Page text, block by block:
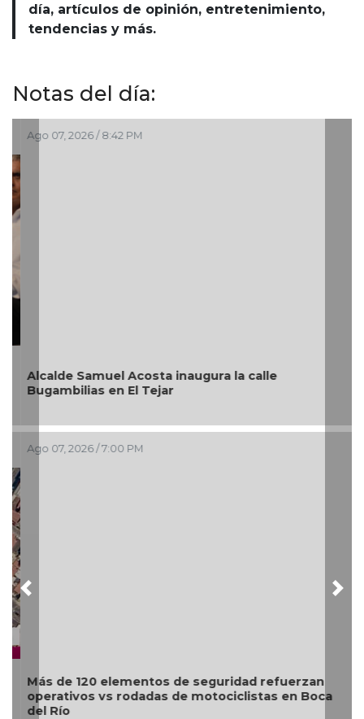
día, artículos de opinión, entretenimiento,
tendencias y más.
Notas del día:
Ago 07, 2026 / 8:42 PM
Alcalde Samuel Acosta inaugura la calle
Bugambilias en El Tejar
Ago 07, 2026 / 7:00 PM
Más de 120 elementos de seguridad refuerzan
operativos vs rodadas de motociclistas en Boca
del Río
Previous